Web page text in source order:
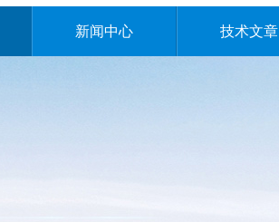
新闻中心 技术文章